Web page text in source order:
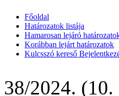
Főoldal
Határozatok listája
Hamarosan lejáró
Korábban lejárt határozatok
Kulcsszó kereső
38/2024. (10.